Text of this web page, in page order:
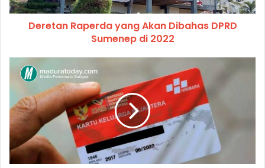
Deretan Raperda yang Akan Dibahas DPRD
Sumenep di 2022